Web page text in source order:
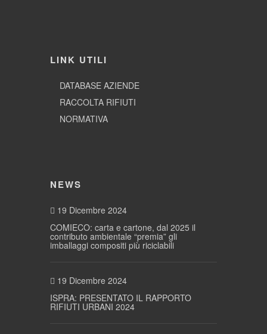
LINK UTILI
DATABASE AZIENDE
RACCOLTA RIFIUTI
NORMATIVA
NEWS
19 Dicembre 2024
COMIECO: carta e cartone, dal 2025 il
contributo ambientale “premia” gli
imballaggi compositi più riciclabili
19 Dicembre 2024
ISPRA: PRESENTATO IL RAPPORTO
RIFIUTI URBANI 2024